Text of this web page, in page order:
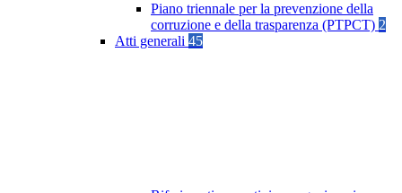
Piano triennale per la prevenzione della
corruzione e della trasparenza (PTPCT) 2
Atti generali 45